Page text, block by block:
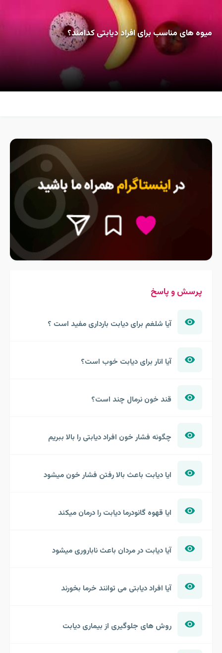
میوه های مناسب برای افراد دیابتی کدامند؟
پرسش و پاسخ
آیا شلغم برای دیابت بارداری مفید است ؟
آیا انار برای دیابت خوب است؟
قند خون نرمال چند است؟
چگونه فشار خون افراد دیابتی را بالا ببریم
ایا دیابت باعث بالا رفتن فشار خون میشود
ایا قهوه گانودرما دیابت را درمان میکند
آیا دیابت در مردان باعث ناباروری میشود
آیا افراد دیابتی می توانند خرما بخورند
روش های جلوگیری از بیماری دیابت